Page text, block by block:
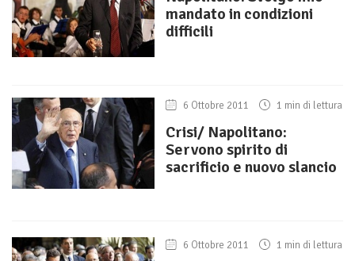
mandato in condizioni
difficili
6 Ottobre 2011 1 min di lettura
Crisi/ Napolitano:
Servono spirito di
sacrificio e nuovo slancio
6 Ottobre 2011 1 min di lettura